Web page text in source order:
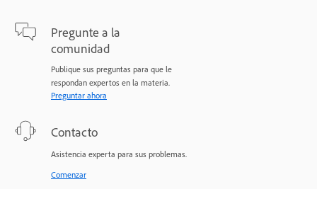
Pregunte a la
comunidad
Publique sus preguntas para que le
respondan expertos en la materia.
Preguntar ahora
Contacto
Asistencia experta para sus problemas.
Comenzar